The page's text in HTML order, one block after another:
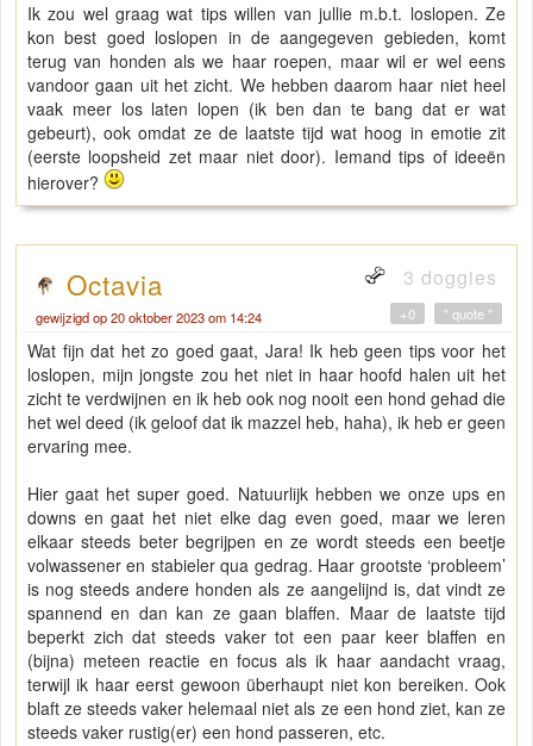
Ik zou wel graag wat tips willen van jullie m.b.t. loslopen. Ze
kon best goed loslopen in de aangegeven gebieden, komt
terug van honden als we haar roepen, maar wil er wel eens
vandoor gaan uit het zicht. We hebben daarom haar niet heel
vaak meer los laten lopen (ik ben dan te bang dat er wat
gebeurt), ook omdat ze de laatste tijd wat hoog in emotie zit
(eerste loopsheid zet maar niet door). Iemand tips of ideeën
hierover?
Octavia 3 doggies
gewijzigd op 20 oktober 2023 om 14:24 " quote "
+0
Wat fijn dat het zo goed gaat, Jara! Ik heb geen tips voor het
loslopen, mijn jongste zou het niet in haar hoofd halen uit het
zicht te verdwijnen en ik heb ook nog nooit een hond gehad die
het wel deed (ik geloof dat ik mazzel heb, haha), ik heb er geen
ervaring mee.
Hier gaat het super goed. Natuurlijk hebben we onze ups en
downs en gaat het niet elke dag even goed, maar we leren
elkaar steeds beter begrijpen en ze wordt steeds een beetje
volwassener en stabieler qua gedrag. Haar grootste ‘probleem’
is nog steeds andere honden als ze aangelijnd is, dat vindt ze
spannend en dan kan ze gaan blaffen. Maar de laatste tijd
beperkt zich dat steeds vaker tot een paar keer blaffen en
(bijna) meteen reactie en focus als ik haar aandacht vraag,
terwijl ik haar eerst gewoon überhaupt niet kon bereiken. Ook
blaft ze steeds vaker helemaal niet als ze een hond ziet, kan ze
steeds vaker rustig(er) een hond passeren, etc.